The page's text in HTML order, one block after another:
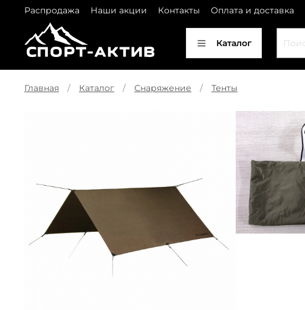
Распродажа Наши акции Контакты Оплата и доставка
Каталог
Главная Каталог Снаряжение Тенты